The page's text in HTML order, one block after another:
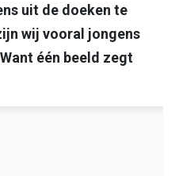
uit de doeken te
wij vooral jongens
één beeld zegt